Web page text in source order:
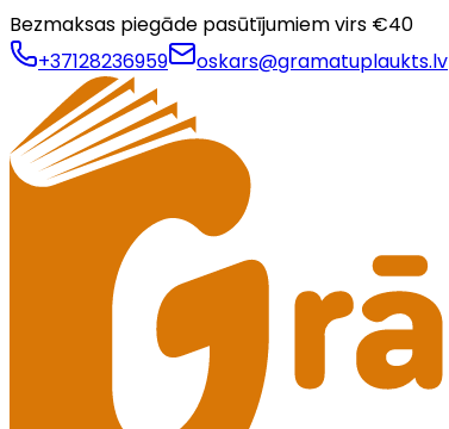
Bezmaksas piegāde pasūtījumiem virs €40
+37128236959
oskars@gramatuplaukts.lv